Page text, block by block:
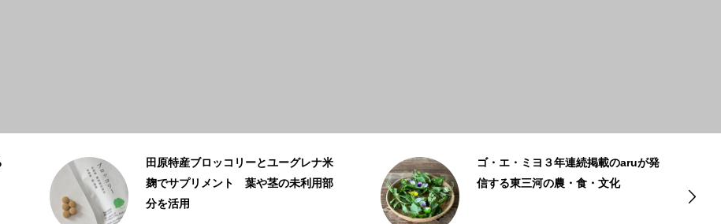
ゴ・エ・ミヨ３年連続掲載のaruが発
信する東三河の農・食・文化
物価の優等生・卵の安さではなく付加
価値で消費拡大、渥美半島のイラコフ